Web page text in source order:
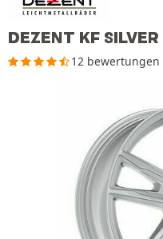
DEZENT KF SILVER
12 bewertungen